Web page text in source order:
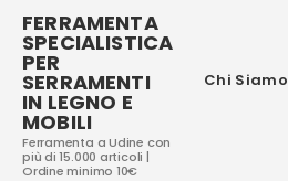
FERRAMENTA
SPECIALISTICA
PER
SERRAMENTI
IN LEGNO E
MOBILI
Ferramenta a Udine con
più di 15.000 articoli |
Ordine minimo 10€
Chi Siamo